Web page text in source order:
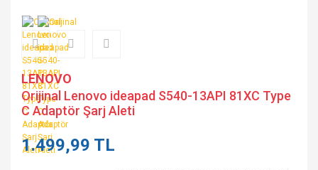
LENOVO
Orijinal Lenovo ideapad S540-13API 81XC Type
C Adaptör Şarj Aleti
1.499,99 TL